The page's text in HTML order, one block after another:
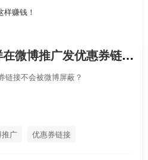
赚钱！
淘宝客怎样在微博推广发优惠券链接不会被屏蔽拦截？手机新浪微博APP怎么直接跳到淘宝APP领券？
链接不会被微博屏蔽？
广 优惠券链接